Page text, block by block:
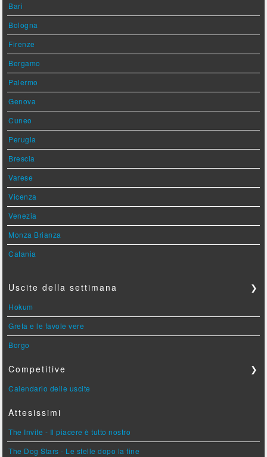
Bari
Bologna
Firenze
Bergamo
Palermo
Genova
Cuneo
Perugia
Brescia
Varese
Vicenza
Venezia
Monza Brianza
Catania
Uscite della settimana ❯
Hokum
Greta e le favole vere
Borgo
Competitive ❯
Calendario delle uscite
Attesissimi
The Invite - Il piacere è tutto nostro
The Dog Stars - Le stelle dopo la fine